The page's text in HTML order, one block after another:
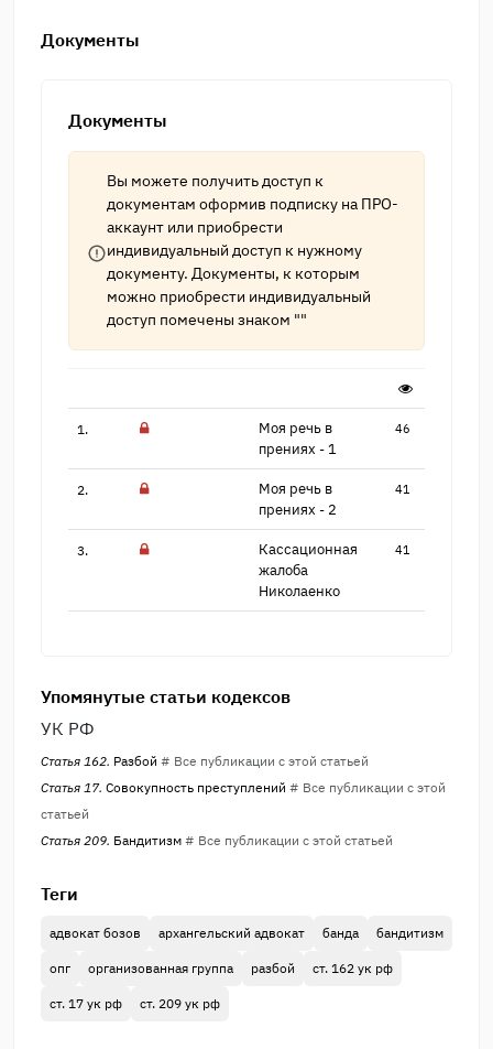
Документы
Документы
Вы можете получить доступ к
документам оформив подписку на ПРО-
аккаунт или приобрести
индивидуальный доступ к нужному
документу. Документы, к которым
можно приобрести индивидуальный
доступ помечены знаком ""
1.
Моя речь в
прениях -​ 1
46
2.
Моя речь в
прениях -​ 2
41
3.
Кассационная
жалоба ​
Николаенко
41
Упомянутые статьи кодексов
УК РФ
Статья 162. Разбой # Все публикации с этой статьей
Статья 17. Совокупность преступлений # Все публикации с этой
статьей
Статья 209. Бандитизм # Все публикации с этой статьей
Теги
адвокат бозов архангельский адвокат банда бандитизм
опг организованная группа разбой ст. 162 ук рф
ст. 17 ук рф ст. 209 ук рф